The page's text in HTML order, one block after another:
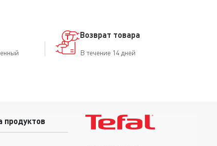
Возврат товара
В течение 14 дней
продуктов